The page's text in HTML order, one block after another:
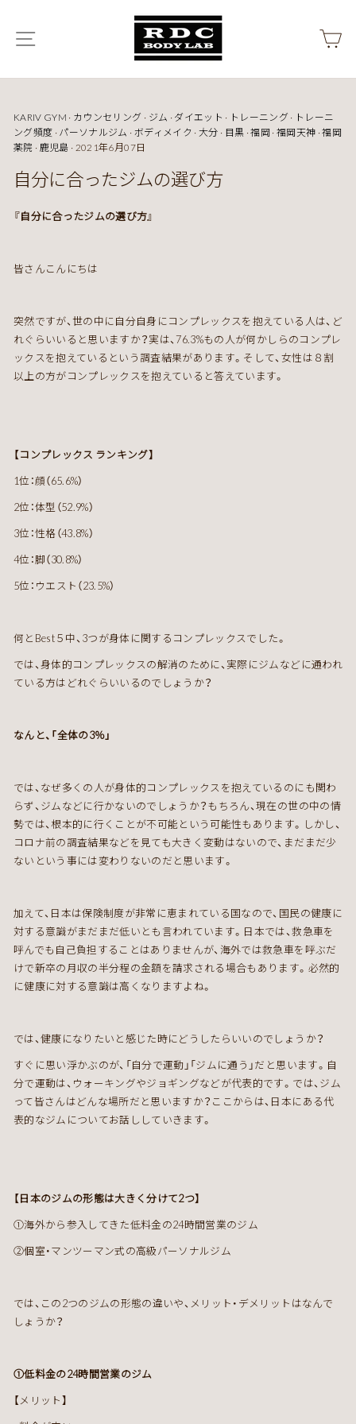
KARIV GYM · カウンセリング · ジム · ダイエット · トレーニング · トレーニ
ング頻度 · パーソナルジム · ボディメイク · 大分 · 目黒 ·福岡 ·福岡天神 ·福岡
薬院 · 鹿児島 · 2021年6月07日
自分に合ったジムの選び方
『自分に合ったジムの選び方』
皆さんこんにちは
突然ですが、世の中に自分自身にコンプレックスを抱えている人は、ど
れぐらいいると思いますか？実は、76.3%もの人が何かしらのコンプレ
ックスを抱えているという調査結果があります。そして、女性は８割
以上の方がコンプレックスを抱えていると答えています。
【コンプレックス ランキング】
1位：顔（65.6%）
2位：体型（52.9%）
3位：性格（43.8%）
4位：脚（30.8%）
5位：ウエスト（23.5%）
何とBest５中、3つが身体に関するコンプレックスでした。
では、身体的コンプレックスの解消のために、実際にジムなどに通われ
ている方はどれぐらいいるのでしょうか？
なんと、「全体の3％」
では、なぜ多くの人が身体的コンプレックスを抱えているのにも関わ
らず、ジムなどに行かないのでしょうか？もちろん、現在の世の中の情
勢では、根本的に行くことが不可能という可能性もあります。しかし、
コロナ前の調査結果などを見ても大きく変動はないので、まだまだ少
ないという事には変わりないのだと思います。
加えて、日本は保険制度が非常に恵まれている国なので、国民の健康に
対する意識がまだまだ低いとも言われています。日本では、救急車を
呼んでも自己負担することはありませんが、海外では救急車を呼ぶだ
けで新卒の月収の半分程の金額を請求される場合もあります。必然的
に健康に対する意識は高くなりますよね。
では、健康になりたいと感じた時にどうしたらいいのでしょうか？
すぐに思い浮かぶのが、「自分で運動」「ジムに通う」だと思います。自
分で運動は、ウォーキングやジョギングなどが代表的です。では、ジム
って皆さんはどんな場所だと思いますか？ここからは、日本にある代
表的なジムについてお話ししていきます。
【日本のジムの形態は大きく分けて2つ】
①海外から参入してきた低料金の24時間営業のジム
②個室・マンツーマン式の高級パーソナルジム
では、この2つのジムの形態の違いや、メリット・デメリットはなんで
しょうか？
①低料金の24時間営業のジム
【メリット】